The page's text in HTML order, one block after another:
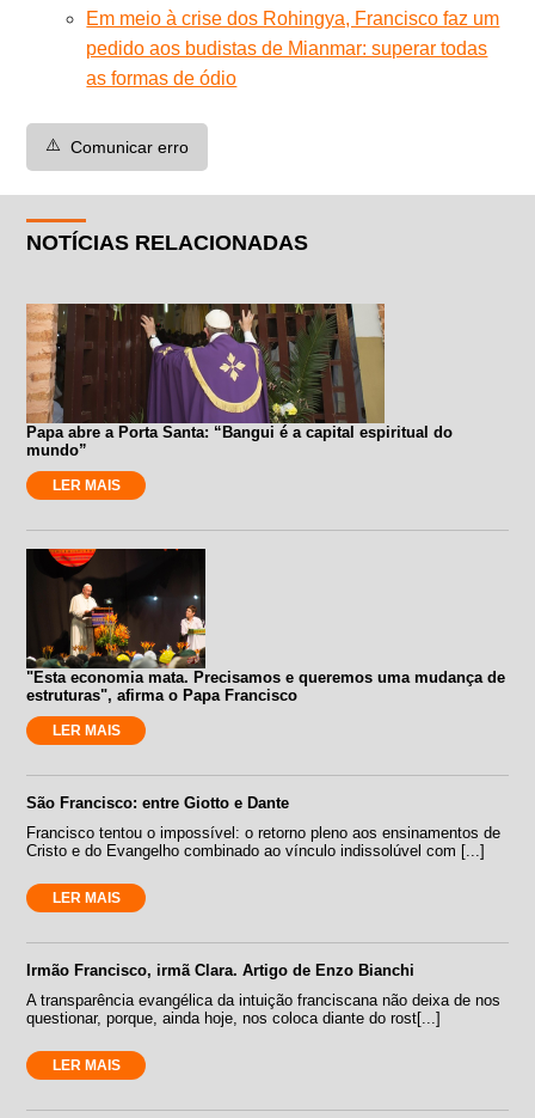
Em meio à crise dos Rohingya, Francisco faz um
pedido aos budistas de Mianmar: superar todas
as formas de ódio
⚠️ Comunicar erro
NOTÍCIAS RELACIONADAS
Papa abre a Porta Santa: “Bangui é a capital espiritual do
mundo”
LER MAIS
"Esta economia mata. Precisamos e queremos uma mudança de
estruturas", afirma o Papa Francisco
LER MAIS
São Francisco: entre Giotto e Dante
Francisco tentou o impossível: o retorno pleno aos ensinamentos de
Cristo e do Evangelho combinado ao vínculo indissolúvel com [...]
LER MAIS
Irmão Francisco, irmã Clara. Artigo de Enzo Bianchi
A transparência evangélica da intuição franciscana não deixa de nos
questionar, porque, ainda hoje, nos coloca diante do rost[...]
LER MAIS